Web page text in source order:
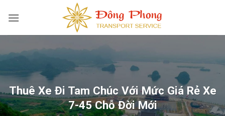
Thuê Xe Đi Tam Chúc Với Mức Giá Rẻ Xe
7-45 Chỗ Đời Mới